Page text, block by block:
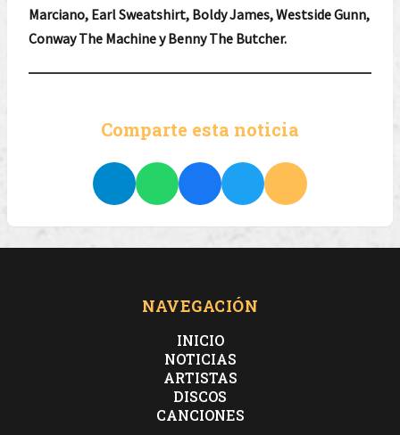
Marciano, Earl Sweatshirt, Boldy James, Westside Gunn,
Conway The Machine y Benny The Butcher.
Comparte esta noticia
NAVEGACIÓN
INICIO
NOTICIAS
ARTISTAS
DISCOS
CANCIONES